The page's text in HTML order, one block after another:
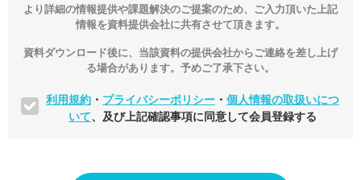
より詳細の情報提供や課題解決のご提案のため、ご入力頂いた上記
情報を資料提供会社に共有させて頂きます。
資料ダウンロード後に、当該資料の提供会社からご連絡を差し上げ
る場合があります。予めご了承下さい。
利用規約 ・ プライバシーポリシー ・ 個人情報の取扱いにつ
いて、及び上記確認事項に同意して会員登録する